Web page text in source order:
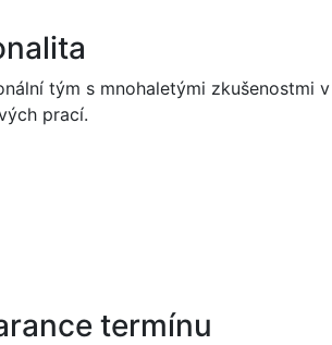
tým s mnohaletými zkušenostmi v
prací.
termínu